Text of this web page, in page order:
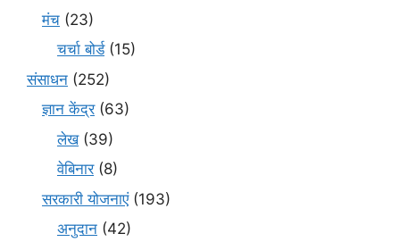
मंच (23)
चर्चा बोर्ड(15)
संसाधन (252)
ज्ञान केंद्र(63)
लेख(39)
वेबिनार(8)
सरकारी योजनाएं(193)
अनुदान (42)